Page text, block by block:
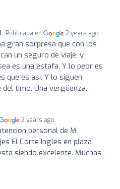
Publicada en 2 years ago
gran sorpresa que con los
un seguro de viaje, y
es una estafa. Y lo peor es
que es asi. Y lo siguen
timo. Una vergüenza.
2 years ago
personal de M
El Corte Ingles en plaza
siendo excelente. Muchas